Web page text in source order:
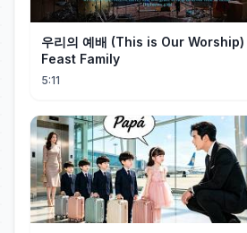
우리의 예배 (This is Our Worship) |
Feast Family
5:11